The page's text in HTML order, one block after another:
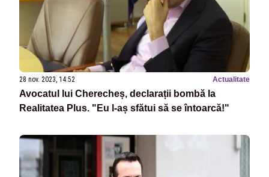
28 nov. 2023, 14:52 Actualitate
Avocatul lui Cherecheș, declarații bombă la
Realitatea Plus. "Eu l-aș sfătui să se întoarcă!"